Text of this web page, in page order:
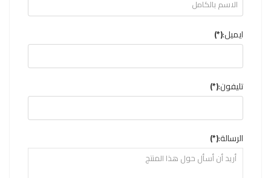
ايميل:(*)
تليفون:(*)
الرسالة:(*)